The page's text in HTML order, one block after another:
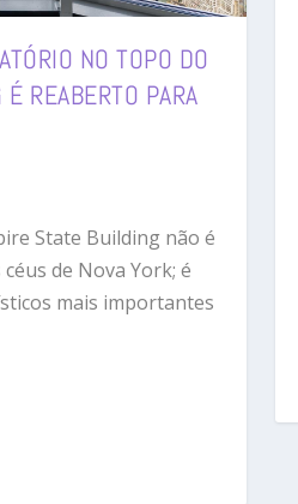
NO TOPO DO
REABERTO PARA
State Building não é
de Nova York; é
mais importantes